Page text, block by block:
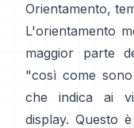
Orientamento,
L'orientamento
maggior parte
"così come
che indica ai
display. Questo